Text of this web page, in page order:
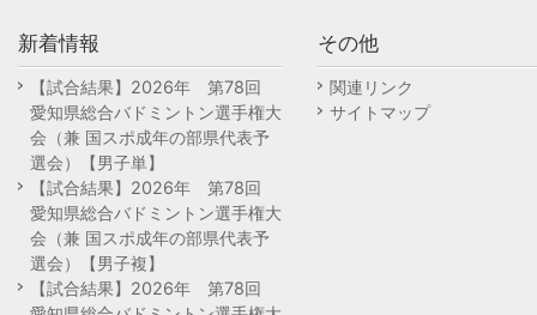
新着情報
【試合結果】2026年 第78回
愛知県総合バドミントン選手権大
会（兼 国スポ成年の部県代表予
選会）【男子単】
【試合結果】2026年 第78回
愛知県総合バドミントン選手権大
会（兼 国スポ成年の部県代表予
選会）【男子複】
【試合結果】2026年 第78回
その他
関連リンク
サイトマップ